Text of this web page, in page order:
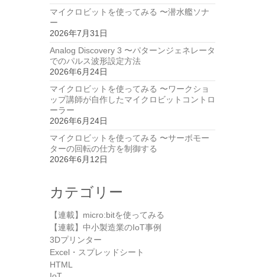
マイクロビットを使ってみる 〜潜水艦ソナ
ー
2026年7月31日
Analog Discovery 3 〜パターンジェネレータ
でのパルス波形設定方法
2026年6月24日
マイクロビットを使ってみる 〜ワークショ
ップ講師が自作したマイクロビットコントロ
ーラー
2026年6月24日
マイクロビットを使ってみる 〜サーボモー
ターの回転の仕方を制御する
2026年6月12日
カテゴリー
【連載】micro:bitを使ってみる
【連載】中小製造業のIoT事例
3Dプリンター
Excel・スプレッドシート
HTML